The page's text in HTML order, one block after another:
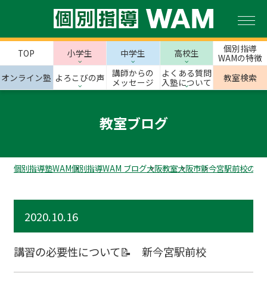
TOP 小学生 中学生 高校生
個別指導
WAMの特徴
オンライン塾 よろこびの声
講師からの
メッセージ
よくある質問
入塾について
教室検索
教室ブログ
個別指導塾WAM個別指導WAM ブログ大阪教室大阪市新今宮駅前校のス
2020.10.16
講習の必要性について📝 新今宮駅前校